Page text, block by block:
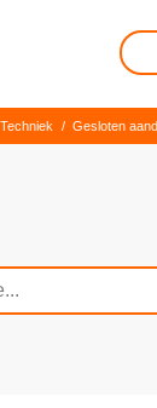
Techniek / Gesloten